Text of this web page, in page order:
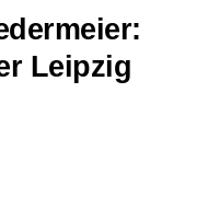
Leipzig